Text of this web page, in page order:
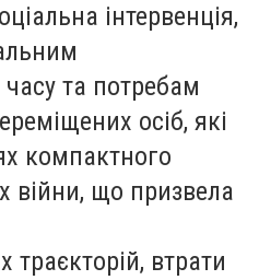
інтервенція,
та потребам
осіб, які
компактного
війни, що призвела
втрати